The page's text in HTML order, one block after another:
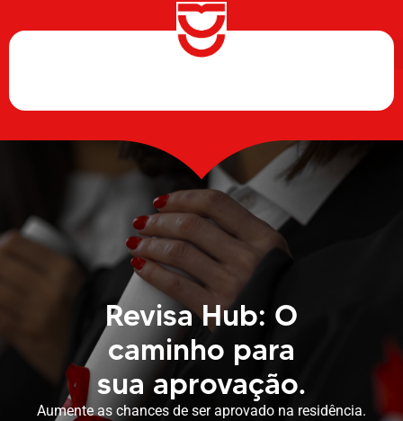
Revisa Hub: O
caminho para
sua aprovação.
Aumente as chances de ser aprovado na residência.